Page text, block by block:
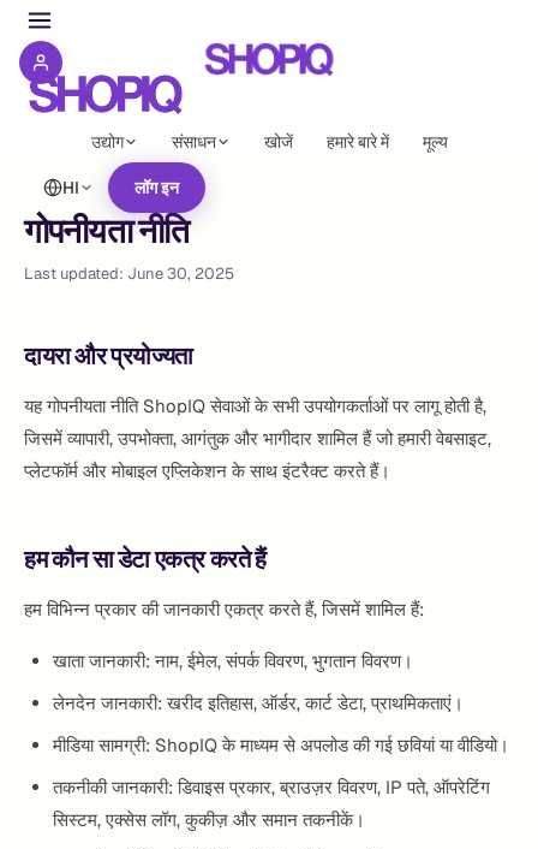
उद्योग संसाधन खोजें हमारे बारे में मूल्य
HI लॉग इन
गोपनीयता नीति
Last updated: June 30, 2025
दायरा और प्रयोज्यता
यह गोपनीयता नीति ShopIQ सेवाओं के सभी उपयोगकर्ताओं पर लागू होती है,
जिसमें व्यापारी, उपभोक्ता, आगंतुक और भागीदार शामिल हैं जो हमारी वेबसाइट,
प्लेटफॉर्म और मोबाइल एप्लिकेशन के साथ इंटरैक्ट करते हैं।
हम कौन सा डेटा एकत्र करते हैं
हम विभिन्न प्रकार की जानकारी एकत्र करते हैं, जिसमें शामिल हैं:
खाता जानकारी: नाम, ईमेल, संपर्क विवरण, भुगतान विवरण।
लेनदेन जानकारी: खरीद इतिहास, ऑर्डर, कार्ट डेटा, प्राथमिकताएं।
मीडिया सामग्री: ShopIQ के माध्यम से अपलोड की गई छवियां या वीडियो।
तकनीकी जानकारी: डिवाइस प्रकार, ब्राउज़र विवरण, IP पते, ऑपरेटिंग
सिस्टम, एक्सेस लॉग, कुकीज़ और समान तकनीकें।